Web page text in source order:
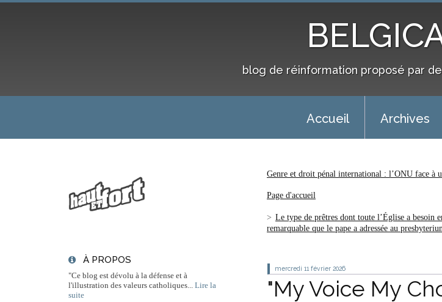
blog de réinformation proposé par
Accueil Archives
À PROPOS
"Ce blog est dévolu à la défense et à
l'illustration des valeurs catholiques...
Lire la
suite
Genre et droit pénal international : l’ONU face à
Page d'accueil
Le type de prêtres dont toute l’Église a besoin
remarquable que le pape a adressée au
mercredi 11 février 2026
"My Voice My